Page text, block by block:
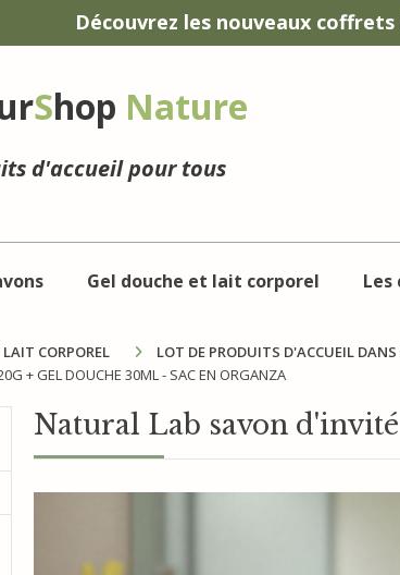
Découvrez les nouveaux
Shop Nature
d'accueil pour tous
Gel douche et lait corporel
CORPOREL
LOT DE PRODUITS D'ACCUEIL
+ GEL DOUCHE 30ML - SAC EN ORGANZA
Natural Lab savon